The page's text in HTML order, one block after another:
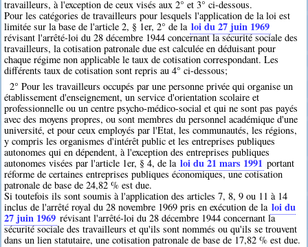
travailleurs, à l'exception de ceux visés aux 2° et 3° ci-dessous.
Pour les catégories de travailleurs pour lesquels l'application de la loi est
limitée sur la base de l'article 2, § 1er, 2° de la loi du 27 juin 1969
révisant l'arrêté-loi du 28 décembre 1944 concernant la sécurité sociale des
travailleurs, la cotisation patronale due est calculée en déduisant pour
chaque régime non applicable le taux de cotisation correspondant. Les
différents taux de cotisation sont repris au 4° ci-dessous;
2° Pour les travailleurs occupés par une personne privée qui organise un
établissement d'enseignement, un service d'orientation scolaire et
professionnelle ou un centre psycho-médico-social et qui ne sont pas payés
avec des moyens propres, ou sont membres du personnel académique d'une
université, et pour ceux employés par l'Etat, les communautés, les régions,
y compris les organismes d'intérêt public et les entreprises publiques
autonomes qui en dépendent, à l'exception des entreprises publiques
autonomes visées par l'article 1er, § 4, de la loi du 21 mars 1991 portant
réforme de certaines entreprises publiques économiques, une cotisation
patronale de base de 24,82 % est due.
Si toutefois ils sont soumis à l'application des articles 7, 8, 9 ou 11 à 14
inclus de l'arrêté royal du 28 novembre 1969 pris en exécution de la loi du
27 juin 1969 révisant l'arrêté-loi du 28 décembre 1944 concernant la
sécurité sociale des travailleurs et qu'ils sont nommés ou qu'ils se trouvent
dans un lien statutaire, une cotisation patronale de base de 17,82 % est due.